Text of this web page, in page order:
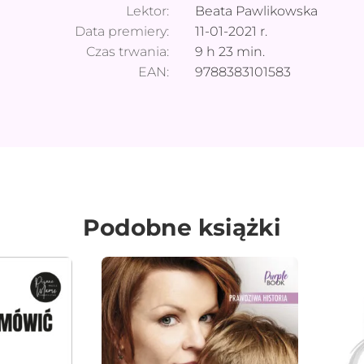
Lektor:
Beata Pawlikowska
Data premiery:
11-01-2021 r.
Czas trwania:
9 h 23 min.
EAN:
9788383101583
Podobne książki